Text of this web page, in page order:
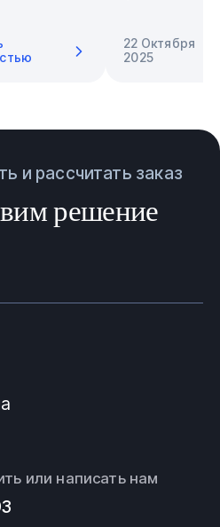
22 Октября
2025
и рассчитать заказ
решение
или написать нам